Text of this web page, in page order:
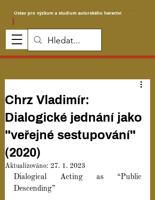
Ústav pro výzkum a studium autorského herectví
Chrz Vladimír:
Dialogické jednání jako
"veřejné sestupování"
(2020)
Aktualizováno: 27. 1. 2023
Dialogical Acting as “Public
Descending”